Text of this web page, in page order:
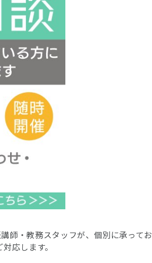
師・教務スタッフが、個別に承ってお
応します。